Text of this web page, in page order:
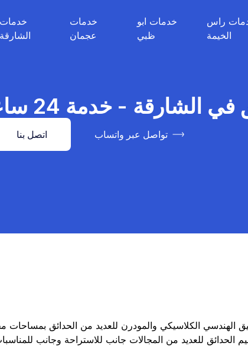
خدمات
الشارقة
خدمات
عجمان
خدمات ابو
ظبي
راس
الخيمة
- خدمة 24 ساعة 0527514054
اتصل بنا تواصل عبر واتساب
الكلاسيكي والمودرن للعديد من الحدائق بمساحات
للعديد من المجالات جانب للاستراحة وجانب